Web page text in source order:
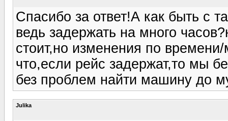
Спасибо за ответ!А как быть с
ведь задержать на много
стоит,но изменения по
что,если рейс задержат,то мы
без проблем найти машину до
Julika